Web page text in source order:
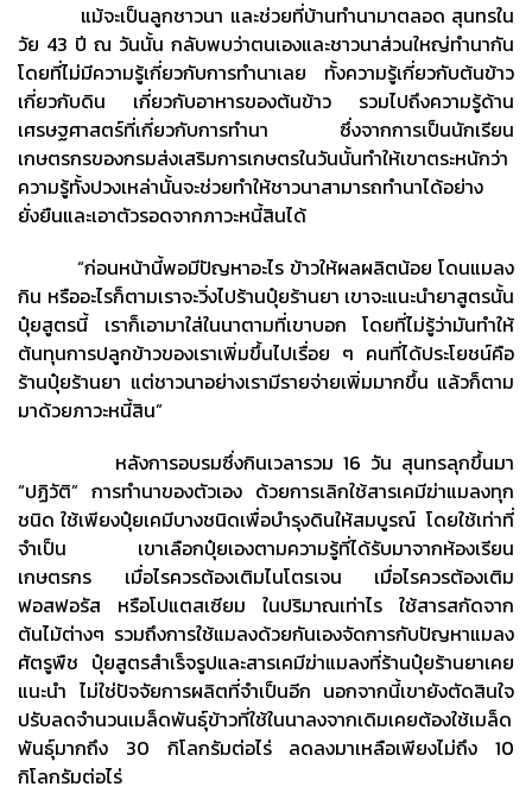
แม้จะเป็นลูกชาวนา และช่วยที่บ้านทำนามาตลอด สุนทรใน
วัย 43 ปี ณ วันนั้น กลับพบว่าตนเองและชาวนาส่วนใหญ่ทำนากัน
โดยที่ไม่มีความรู้เกี่ยวกับการทำนาเลย ทั้งความรู้เกี่ยวกับต้นข้าว
เกี่ยวกับดิน เกี่ยวกับอาหารของต้นข้าว รวมไปถึงความรู้ด้าน
เศรษฐศาสตร์ที่เกี่ยวกับการทำนา ซึ่งจากการเป็นนักเรียน
เกษตรกรของกรมส่งเสริมการเกษตรในวันนั้นทำให้เขาตระหนักว่า
ความรู้ทั้งปวงเหล่านั้นจะช่วยทำให้ชาวนาสามารถทำนาได้อย่าง
ยั่งยืนและเอาตัวรอดจากภาวะหนี้สินได้
“ก่อนหน้านี้พอมีปัญหาอะไร ข้าวให้ผลผลิตน้อย โดนแมลง
กิน หรืออะไรก็ตามเราจะวิ่งไปร้านปุ๋ยร้านยา เขาจะแนะนำยาสูตรนั้น
ปุ๋ยสูตรนี้ เราก็เอามาใส่ในนาตามที่เขาบอก โดยที่ไม่รู้ว่ามันทำให้
ต้นทุนการปลูกข้าวของเราเพิ่มขึ้นไปเรื่อย ๆ คนที่ได้ประโยชน์คือ
ร้านปุ๋ยร้านยา แต่ชาวนาอย่างเรามีรายจ่ายเพิ่มมากขึ้น แล้วก็ตาม
มาด้วยภาวะหนี้สิน”
หลังการอบรมซึ่งกินเวลารวม 16 วัน สุนทรลุกขึ้นมา
“ปฏิวัติ” การทำนาของตัวเอง ด้วยการเลิกใช้สารเคมีฆ่าแมลงทุก
ชนิด ใช้เพียงปุ๋ยเคมีบางชนิดเพื่อบำรุงดินให้สมบูรณ์ โดยใช้เท่าที่
จำเป็น เขาเลือกปุ๋ยเองตามความรู้ที่ได้รับมาจากห้องเรียน
เกษตรกร เมื่อไรควรต้องเติมไนโตรเจน เมื่อไรควรต้องเติม
ฟอสฟอรัส หรือโปแตสเซียม ในปริมาณเท่าไร ใช้สารสกัดจาก
ต้นไม้ต่างๆ รวมถึงการใช้แมลงด้วยกันเองจัดการกับปัญหาแมลง
ศัตรูพืช ปุ๋ยสูตรสำเร็จรูปและสารเคมีฆ่าแมลงที่ร้านปุ๋ยร้านยาเคย
แนะนำ ไม่ใช่ปัจจัยการผลิตที่จำเป็นอีก นอกจากนี้เขายังตัดสินใจ
ปรับลดจำนวนเมล็ดพันธุ์ข้าวที่ใช้ในนาลงจากเดิมเคยต้องใช้เมล็ด
พันธุ์มากถึง 30 กิโลกรัมต่อไร่ ลดลงมาเหลือเพียงไม่ถึง 10
กิโลกรัมต่อไร่